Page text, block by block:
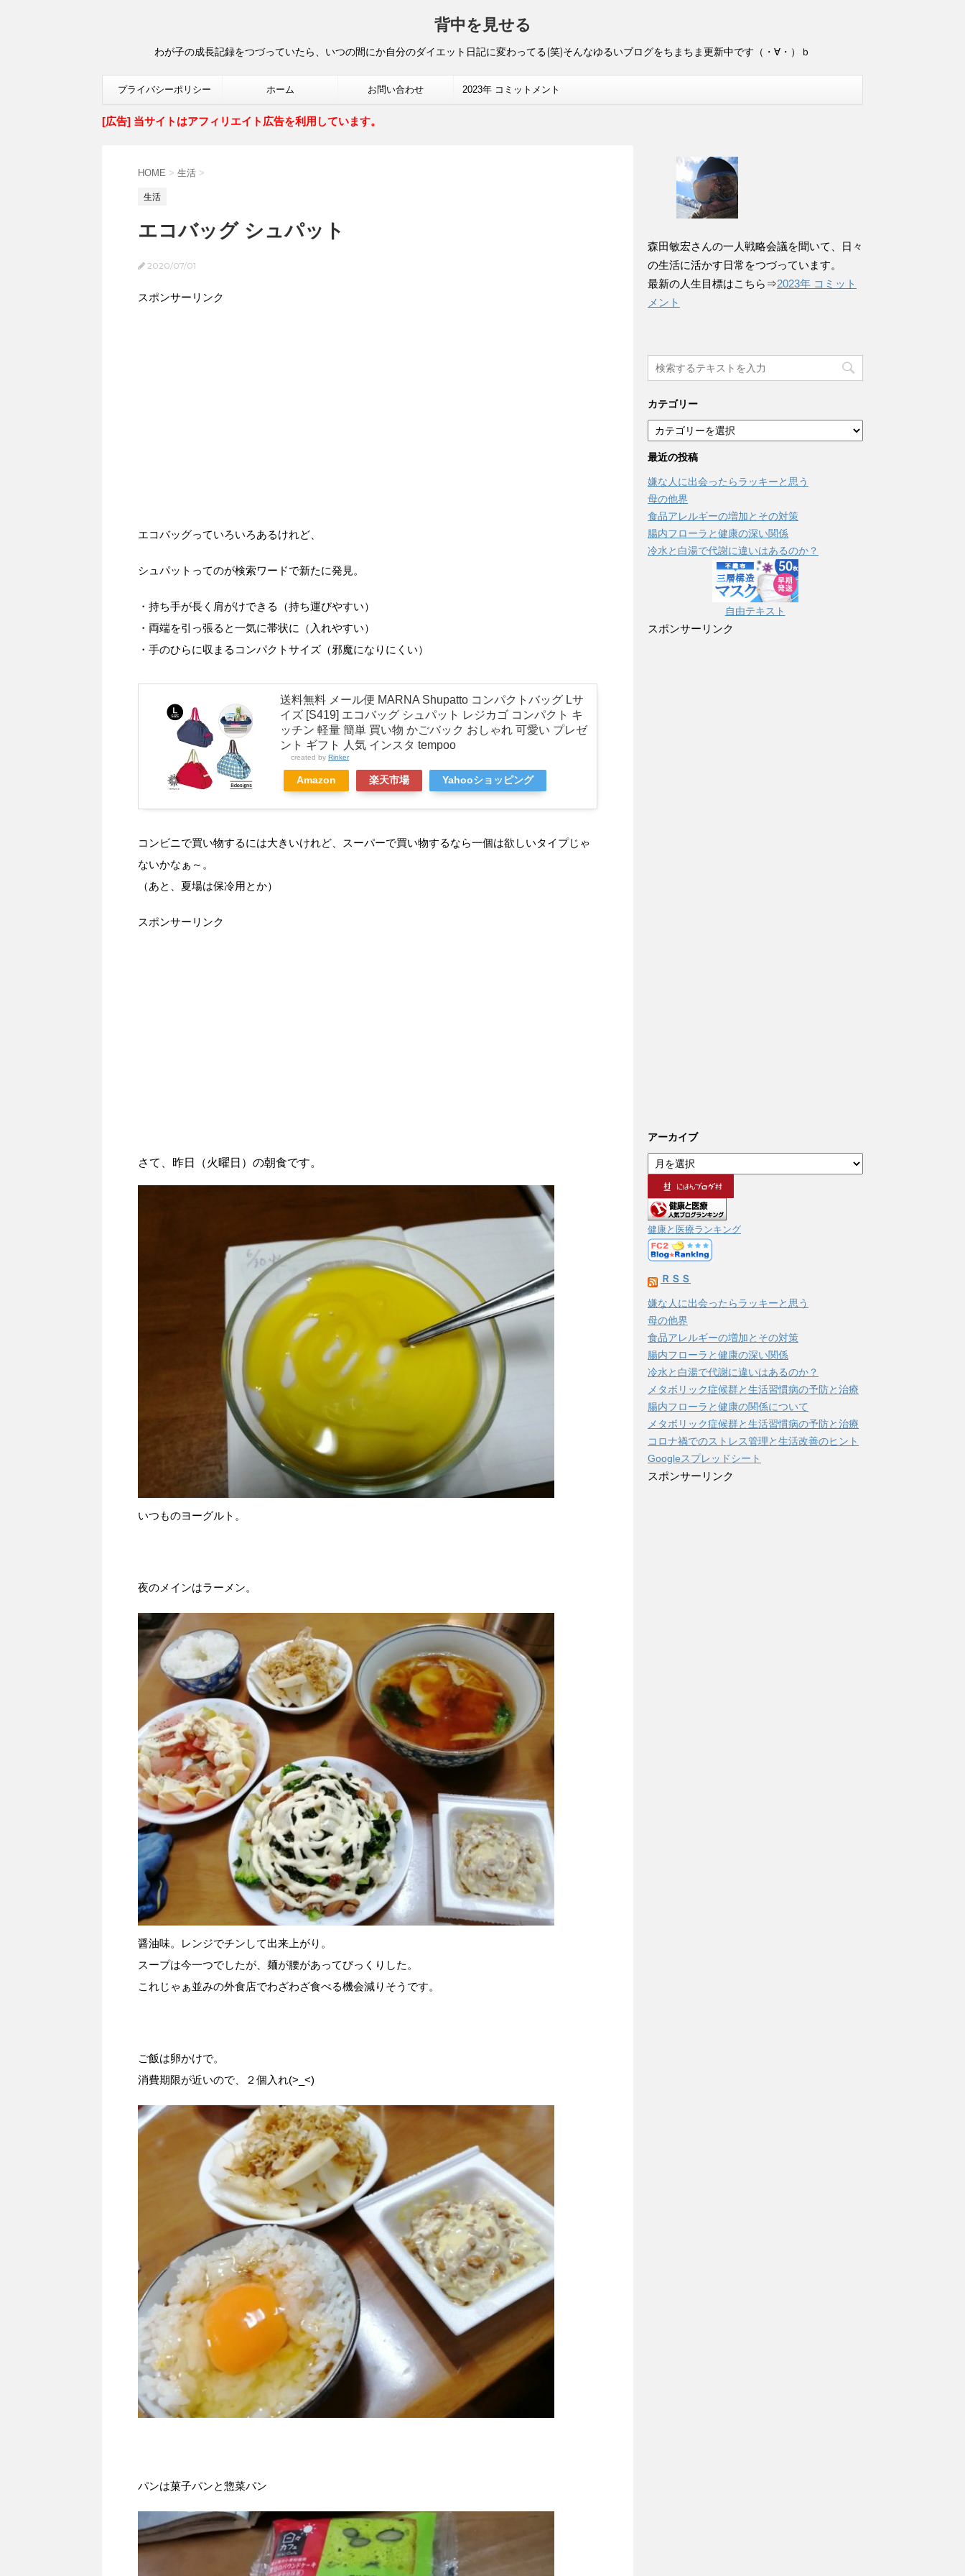
背中を見せる
わが子の成長記録をつづっていたら、いつの間にか自分のダイエット日記に変わってる(笑)そんなゆるいブログをちまちま更新中です（・∀・）ｂ
プライバシーポリシー ホーム お問い合わせ 2023年 コミットメント
[広告] 当サイトはアフィリエイト広告を利用しています。
HOME > 生活 >
生活
エコバッグ シュパット
2020/07/01
スポンサーリンク
エコバッグっていろいろあるけれど、
シュパットってのが検索ワードで新たに発見。
・持ち手が長く肩がけできる（持ち運びやすい）
・両端を引っ張ると一気に帯状に（入れやすい）
・手のひらに収まるコンパクトサイズ（邪魔になりにくい）
送料無料 メール便 MARNA Shupatto コンパクトバッグ Lサ
イズ [S419] エコバッグ シュパット レジカゴ コンパクト キ
ッチン 軽量 簡単 買い物 かごバック おしゃれ 可愛い プレゼ
ント ギフト 人気 インスタ tempoo
created by Rinker
Amazon 楽天市場 Yahooショッピング
コンビニで買い物するには大きいけれど、スーパーで買い物するなら一個は欲しいタイプじゃ
ないかなぁ～。
（あと、夏場は保冷用とか）
スポンサーリンク
さて、昨日（火曜日）の朝食です。
いつものヨーグルト。
夜のメインはラーメン。
醤油味。レンジでチンして出来上がり。
スープは今一つでしたが、麺が腰があってびっくりした。
これじゃぁ並みの外食店でわざわざ食べる機会減りそうです。
ご飯は卵かけで。
消費期限が近いので、２個入れ(>_<)
パンは菓子パンと惣菜パン
森田敏宏さんの一人戦略会議を聞いて、日々
の生活に活かす日常をつづっています。
最新の人生目標はこちら⇒2023年 コミット
メント
カテゴリー
カ
テ
ゴ
リ
ー
最近の投稿
嫌な人に出会ったらラッキーと思う
母の他界
食品アレルギーの増加とその対策
腸内フローラと健康の深い関係
冷水と白湯で代謝に違いはあるのか？
自由テキスト
スポンサーリンク
アーカイブ
ー
カ
イ
ブ
健康と医療ランキング
ＲＳＳ
嫌な人に出会ったらラッキーと思う
母の他界
食品アレルギーの増加とその対策
腸内フローラと健康の深い関係
冷水と白湯で代謝に違いはあるのか？
メタボリック症候群と生活習慣病の予防と治療
腸内フローラと健康の関係について
メタボリック症候群と生活習慣病の予防と治療
コロナ禍でのストレス管理と生活改善のヒント
Googleスプレッドシート
スポンサーリンク